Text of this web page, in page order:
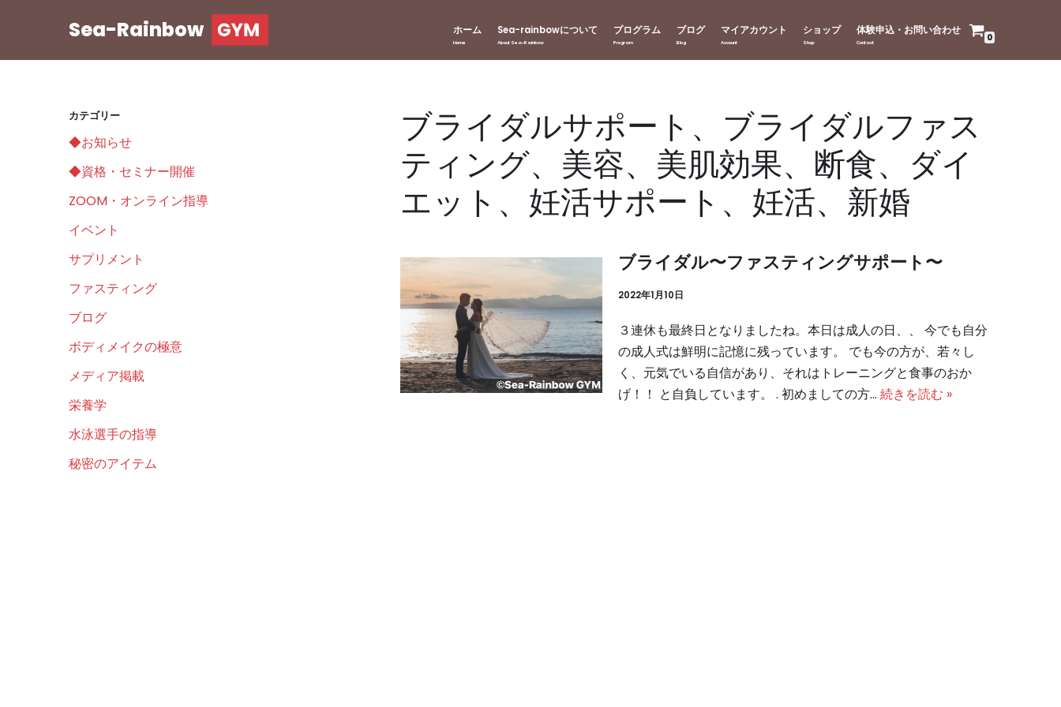
ン
Sea-Rainbow ホーム Sea-rainbowについて プログラム ブログ マイアカウント ショップ 体験申込・お問い合わせ
0
カテゴリー
◆お知らせ
◆資格・セミナー開催
ZOOM・オンライン指導
イベント
サプリメント
ファスティング
ブログ
ボディメイクの極意
メディア掲載
栄養学
水泳選手の指導
秘密のアイテム
ブライダルサポート、ブライダルファス
ティング、美容、美肌効果、断食、ダイ
エット、妊活サポート、妊活、新婚
ブライダル〜ファスティングサポート〜
2022年1月10日
３連休も最終日となりましたね。本日は成人の日、、 今でも自分
の成人式は鮮明に記憶に残っています。 でも今の方が、若々し
く、元気でいる自信があり、それはトレーニングと食事のおか
げ！！ と自負しています。 . 初めましての方… 続きを読む »